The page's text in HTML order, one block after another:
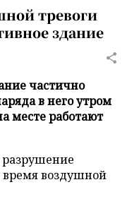
тревоги
здание
частично
в него утром
месте работают
время воздушной